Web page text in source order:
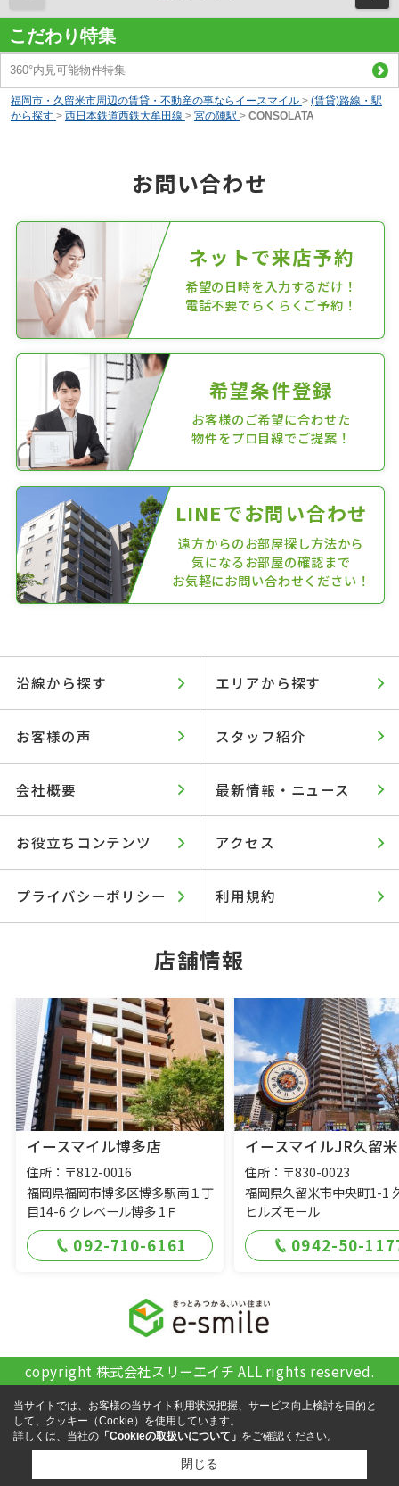
こだわり特集
360°内見可能物件特集
福岡市・久留米市周辺の賃貸・不動産の事ならイースマイル > (賃貸)路線・駅
から探す > 西日本鉄道西鉄大牟田線 > 宮の陣駅 > CONSOLATA
お問い合わせ
ネットで来店予約
希望の日時を入力するだけ！
電話不要でらくらくご予約！
希望条件登録
お客様のご希望に合わせた
物件をプロ目線でご提案！
LINEでお問い合わせ
遠方からのお部屋探し方法から
気になるお部屋の確認まで
お気軽にお問い合わせください！
沿線から探す エリアから探す
お客様の声 スタッフ紹介
会社概要 最新情報・ニュース
お役立ちコンテンツ アクセス
プライバシーポリシー 利用規約
店舗情報
イースマイル博多店
住所：〒812-0016
福岡県福岡市博多区博多駅南１丁
目14-6 クレベール博多 1Ｆ
092-710-6161
イースマイルJR久留
住所：〒830-0023
福岡県久留米市中央町1-1
ヒルズモール
0942-50-
copyright 株式会社スリーエイチ ALL rights reserved.
当サイトでは、お客様の当サイト利用状況把握、サービス向上検討を目的と
して、クッキー（Cookie）を使用しています。
詳しくは、当社の 「Cookieの取扱いについて」 をご確認ください。
閉じる